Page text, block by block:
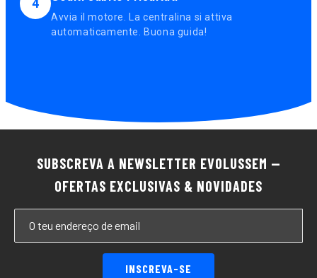
4
Avvia il motore. La centralina si attiva
automaticamente. Buona guida!
SUBSCREVA A NEWSLETTER EVOLUSSEM —
OFERTAS EXCLUSIVAS & NOVIDADES
INSCREVA-SE